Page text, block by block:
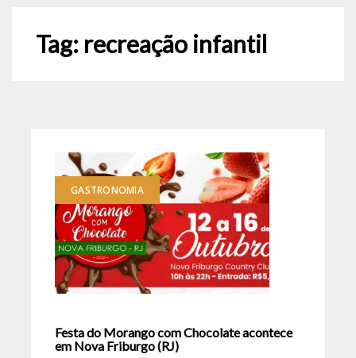
Tag: recreação infantil
GASTRONOMIA
Festa do Morango com Chocolate acontece
em Nova Friburgo (RJ)